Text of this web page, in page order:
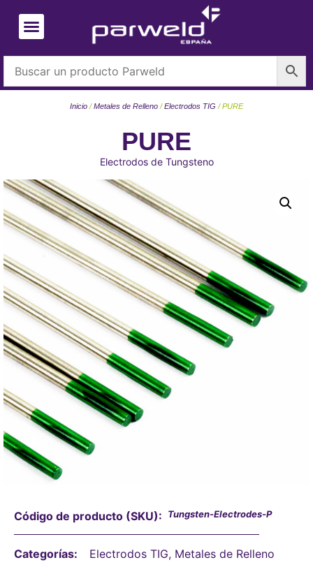
PURE
Electrodos de Tungsteno
Inicio /Metales de Relleno /Electrodos TIG / PURE
Código de producto (SKU): Tungsten-Electrodes-P
Categorías: Electrodos TIG, Metales de Relleno